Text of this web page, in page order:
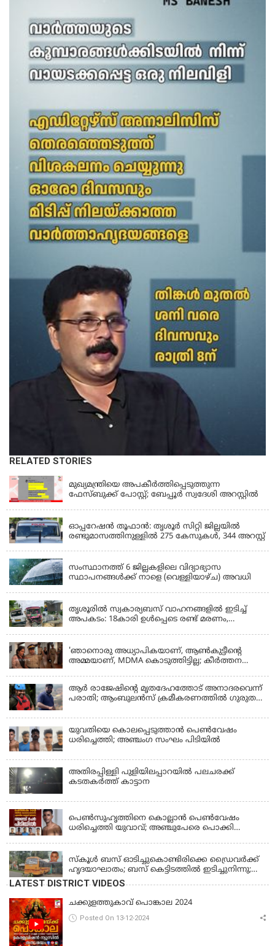
RELATED STORIES
KERALA
മുഖ്യമന്ത്രിയെ അപകീർത്തിപ്പെടുത്തുന്ന
ഫേസ്‌ബുക്ക് പോസ്റ്റ്; ബേപ്പൂർ സ്വദേശി അറസ്റ്റിൽ
ഓപ്പറേഷൻ തൂഫാൻ: തൃശൂർ സിറ്റി ജില്ലയിൽ
രണ്ടുമാസത്തിനുള്ളിൽ 275 കേസുകൾ, 344 അറസ്റ്റ്
സംസ്ഥാനത്ത് 6 ജില്ലകളിലെ വിദ്യാഭ്യാസ
സ്ഥാപനങ്ങൾക്ക് നാളെ (വെള്ളിയാഴ്ച) അവധി
തൃശൂരിൽ സ്വകാര്യബസ് വാഹനങ്ങളില്‍ ഇടിച്ച്
അപകടം: 18കാരി ഉൾപ്പെടെ രണ്ട് മരണം,
'ഞാനൊരു അധ്യാപികയാണ്, ആണ്‍കുട്ടീന്റെ
അമ്മയാണ്‌, MDMA കൊടുത്തിട്ടില്ല; കീർത്തന
ആര്‍ രാജേഷിന്റെ മൃതദേഹത്തോട് അനാദരവെന്ന്
പരാതി; ആംബുലന്‍സ് ക്രമീകരണത്തില്‍ ഗുരുതര
ഫ്രീസര്‍ സംവിധാനം ഇല്ലാതെയെന്നും ആരോപണം
യുവതിയെ കൊലപ്പെടുത്താൻ പെൺവേഷം
ധരിച്ചെത്തി; അഞ്ചംഗ സംഘം പിടിയിൽ
അതിരപ്പിള്ളി പുളിയിലപ്പാറയിൽ പലചരക്ക്
കടതകർത്ത് കാട്ടാന
പെണ്‍സുഹൃത്തിനെ കൊല്ലാന്‍ പെണ്‍വേഷം
ധരിച്ചെത്തി യുവാവ്; അഞ്ചുപേരെ പൊക്കി
സ്കൂൾ ബസ് ഓടിച്ചുകൊണ്ടിരിക്കെ ഡ്രൈവർക്ക്
ഹൃദയാഘാതം; ബസ് കെട്ടിടത്തിൽ ഇടിച്ചുനിന്നു;
ഡ്രൈവർ മരിച്ചു, രണ്ട് കുട്ടികൾക്ക് പരിക്ക്
LATEST DISTRICT VIDEOS
ചക്കുളത്തുകാവ് പൊങ്കാല 2024
Posted On 13-12-2024